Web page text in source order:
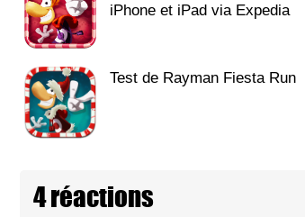
iPhone et iPad via Expedia
Test de Rayman Fiesta Run
4 réactions